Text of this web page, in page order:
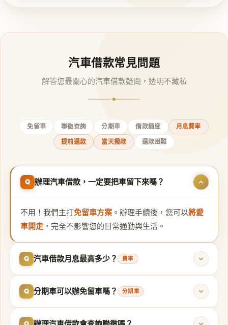
汽車借款常見問題
解答您最關心的汽車借款疑問，透明不藏私
免留車 聯徵查詢 分期車 借款額度
月息費率
提前還款
當天撥款 還款困難
Q 辦理汽車借款，一定要把車留下來嗎？
不用！我們主打免留車方案 。辦理手續後，您可以將愛
車開走 ，完全不影響您的日常通勤與生活。
Q 汽車借款月息最高多少？ 費率
Q 分期車可以辦免留車嗎？ 分期車